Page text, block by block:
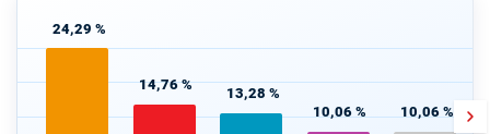
24,29 %
14,76 %
13,28 %
10,06 % 10,06 %